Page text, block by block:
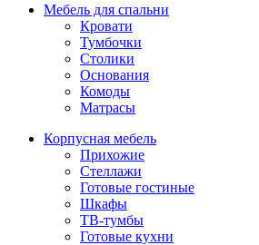
Мебель для спальни
Кровати
Тумбочки
Столики
Основания
Комоды
Матрасы
Корпусная мебель
Прихожие
Стеллажи
Готовые гостиные
Шкафы
ТВ-тумбы
Готовые кухни